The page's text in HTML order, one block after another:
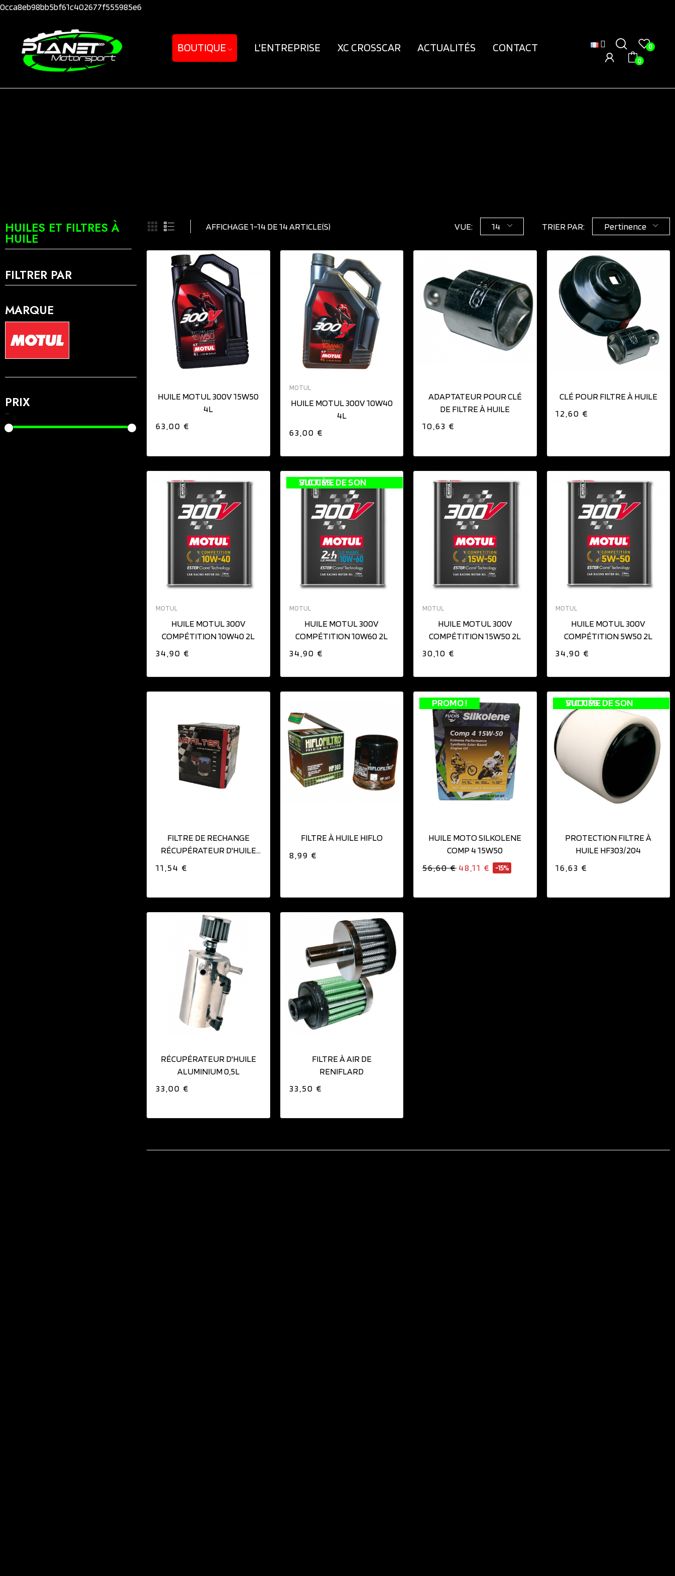
0cca8eb98bb5bf61c402677f555985e6
BOUTIQUE L'ENTREPRISE XC CROSSCAR ACTUALITÉS CONTACT
0
0
HUILES ET FILTRES À
HUILE
FILTRER PAR
MARQUE
PRIX
AFFICHAGE 1-14 DE 14 ARTICLE(S) VUE: 14 TRIER PAR: Pertinence
AJOUTER AU PANIER
HUILE MOTUL 300V 15W50
4L
63,00 €
AJOUTER AU PANIER
MOTUL
HUILE MOTUL 300V 10W40
4L
63,00 €
AJOUTER AU PANIER
ADAPTATEUR POUR CLÉ
DE FILTRE À HUILE
10,63 €
AJOUTER AU PANIER
CLÉ POUR FILTRE À HUILE
12,60 €
AJOUTER AU PANIER
MOTUL
HUILE MOTUL 300V
COMPÉTITION 10W40 2L
34,90 €
VICTIME DE SON SUCCÈS
MOTUL
HUILE MOTUL 300V
COMPÉTITION 10W60 2L
34,90 €
AJOUTER AU PANIER
MOTUL
HUILE MOTUL 300V
COMPÉTITION 15W50 2L
30,10 €
AJOUTER AU PANIER
MOTUL
HUILE MOTUL 300V
COMPÉTITION 5W50 2L
34,90 €
AJOUTER AU PANIER
FILTRE DE RECHANGE
RÉCUPÉRATEUR D'HUILE
11,54 €
AJOUTER AU PANIER
FILTRE À HUILE HIFLO
8,99 €
PROMO !
AJOUTER AU PANIER
HUILE MOTO SILKOLENE
COMP 4 15W50
56,60 € 48,11 € -15%
VICTIME DE SON SUCCÈS
PROTECTION FILTRE À
HUILE HF303/204
16,63 €
AJOUTER AU PANIER
RÉCUPÉRATEUR D'HUILE
ALUMINIUM 0,5L
33,00 €
FILTRE À AIR DE
RENIFLARD
33,50 €